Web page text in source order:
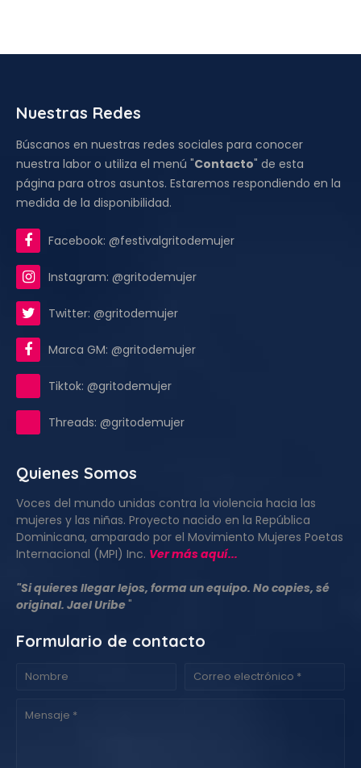
Nuestras Redes
Búscanos en nuestras redes sociales para conocer
nuestra labor o utiliza el menú "Contacto" de esta
página para otros asuntos. Estaremos respondiendo en la
medida de la disponibilidad.
Facebook: @festivalgritodemujer
Instagram: @gritodemujer
Twitter: @gritodemujer
Marca GM: @gritodemujer
Tiktok: @gritodemujer
Threads: @gritodemujer
Quienes Somos
Voces del mundo unidas contra la violencia hacia las
mujeres y las niñas. Proyecto nacido en la República
Dominicana, amparado por el Movimiento Mujeres Poetas
Internacional (MPI) Inc. Ver más aquí...
"Si quieres llegar lejos, forma un equipo. No copies, sé
original. Jael Uribe"
Formulario de contacto